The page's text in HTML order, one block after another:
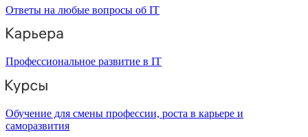
Ответы на любые вопросы об IT
Профессиональное развитие в IT
Обучение для смены профессии, роста в карьере и
саморазвития